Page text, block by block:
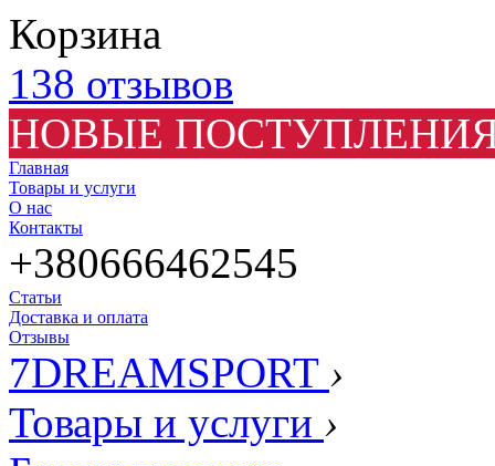
Корзина
138 отзывов
НОВЫЕ
Главная
Товары и услуги
О нас
Контакты
+380666462545
Статьи
Доставка и оплата
Отзывы
7DREAMSPORT ›
Товары и услуги ›